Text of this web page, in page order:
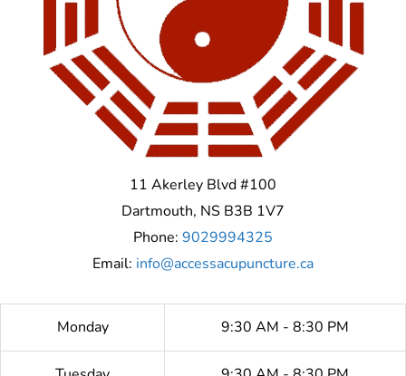
11 Akerley Blvd #100
Dartmouth, NS B3B 1V7
Phone: 9029994325
Email: info@accessacupuncture.ca
Monday 9:30 AM - 8:30 PM